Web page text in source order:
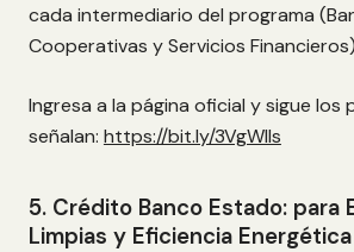
cada intermediario del programa
Cooperativas y Servicios
Ingresa a la página oficial y sigue los
señalan: https://bit.ly/3VgWIIs
5. Crédito Banco Estado: para
Limpias y Eficiencia Energética